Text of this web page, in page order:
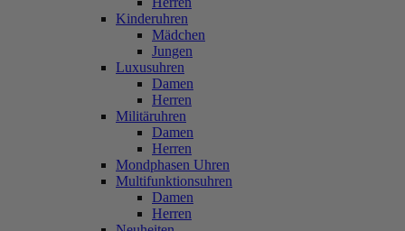
Kinderuhren
Mädchen
Jungen
Luxusuhren
Damen
Herren
Militäruhren
Damen
Herren
Mondphasen Uhren
Multifunktionsuhren
Damen
Herren